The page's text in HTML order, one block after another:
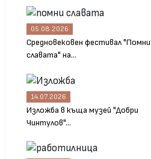
05.08.2026
Средновековен фестивал "Помни
славата" на...
14.07.2026
Изложба в къща музей "Добри
Чинтулов"...